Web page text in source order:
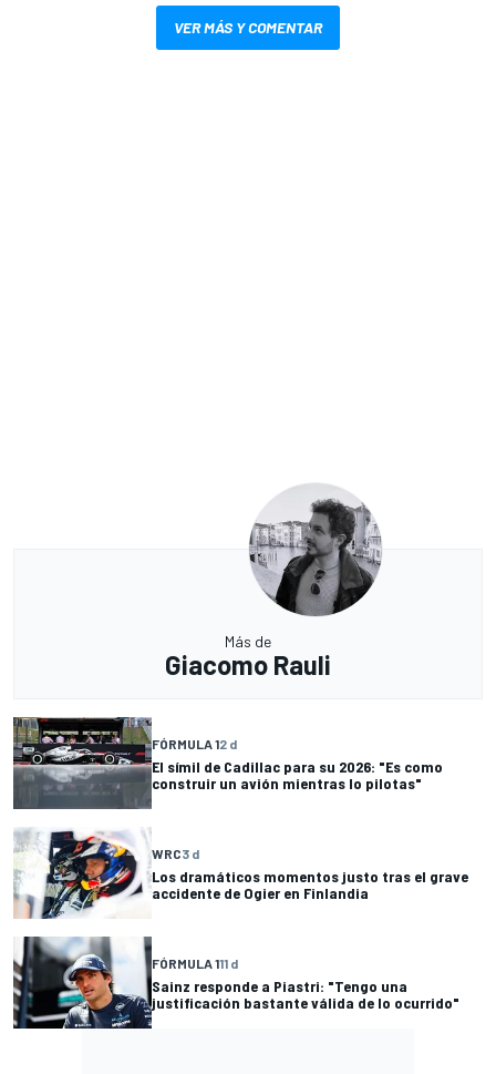
VER MÁS Y COMENTAR
Más de
Giacomo Rauli
FÓRMULA 12 d
El símil de Cadillac para su 2026: "Es como
construir un avión mientras lo pilotas"
WRC3 d
Los dramáticos momentos justo tras el grave
accidente de Ogier en Finlandia
FÓRMULA 111 d
Sainz responde a Piastri: "Tengo una
justificación bastante válida de lo ocurrido"